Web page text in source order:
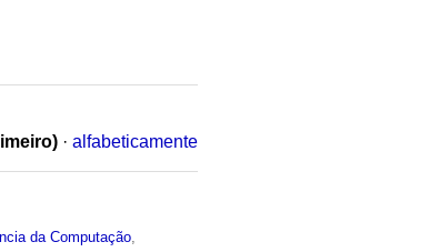
· alfabeticamente
da Computação